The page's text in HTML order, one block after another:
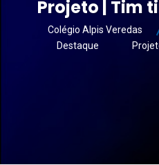
Projeto | Tim
Colégio Alpis Veredas
Destaque